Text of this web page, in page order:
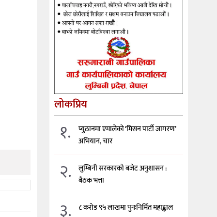
लोकप्रिय
१.
प्युठानमा एमालेको ‘मिसन पार्टी जागरण’
अभियान, चार
२.
लुम्बिनी सरकारको बजेट अनुशासन :
बैठक भत्ता
३.
८ करोड ९५ लाखमा पुनःनिर्मित महाङ्काल